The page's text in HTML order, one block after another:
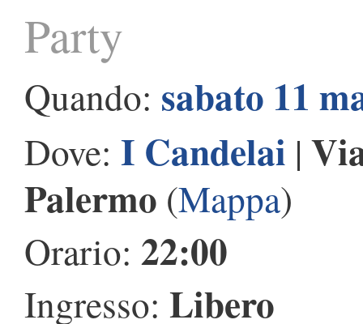
Party
Quando: sabato 11
Dove: I Candelai |
Palermo (Mappa)
Orario: 22:00
Ingresso: Libero